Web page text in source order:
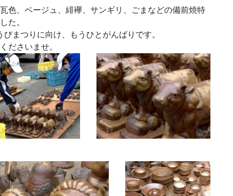
色、ベージュ、緋襷、サンギリ、ごまなどの備前焼特
た。
まつりに向け、もうひとがんばりです。
ださいませ。